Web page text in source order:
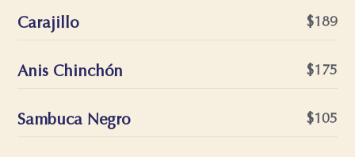
Carajillo $189
Anis Chinchón $175
Sambuca Negro $105